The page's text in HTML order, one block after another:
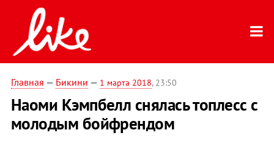
Главная — Бикини — 1 марта 2018, 23:50
Наоми Кэмпбелл снялась топлесс с
молодым бойфрендом